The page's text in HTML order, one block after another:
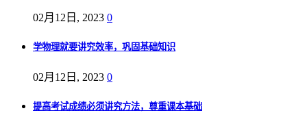
02月12日, 2023 0
学物理就要讲究效率，巩固基础知识
02月12日, 2023 0
提高考试成绩必须讲究方法，尊重课本基础